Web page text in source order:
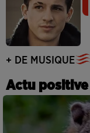
+ DE MUSIQUE
Actu positive